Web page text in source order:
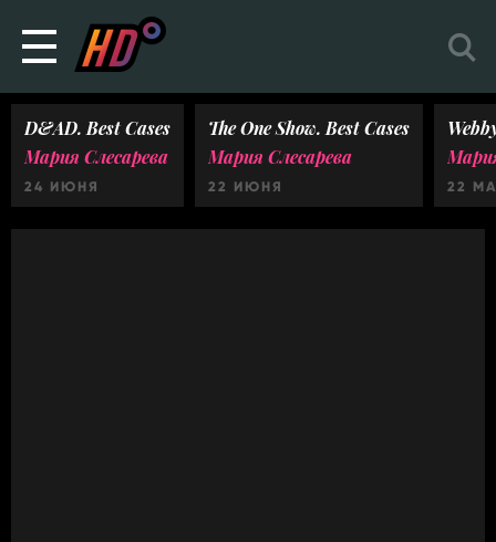
D&AD. Best Cases
Мария Слесарева
24 ИЮНЯ
The One Show. Best Cases
Мария Слесарева
22 ИЮНЯ 22